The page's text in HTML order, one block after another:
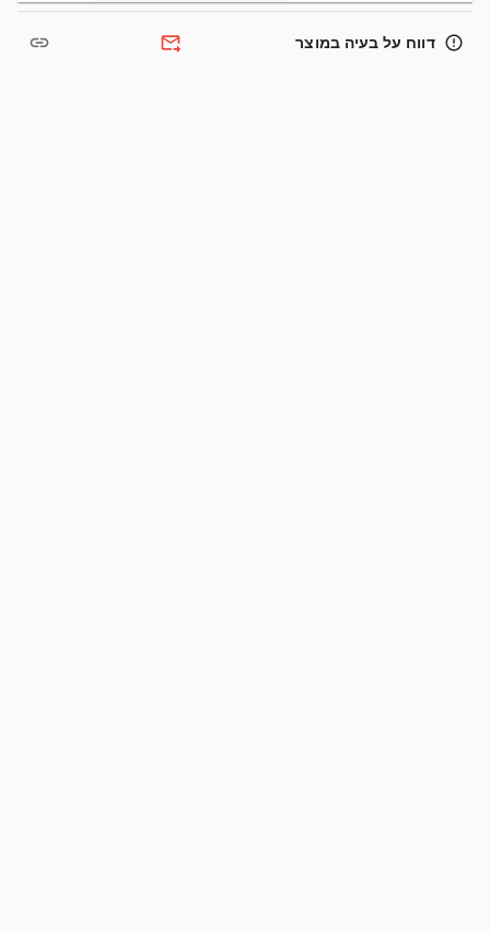
error_outline דווח על בעיה במוצר forward_to_inbox
link